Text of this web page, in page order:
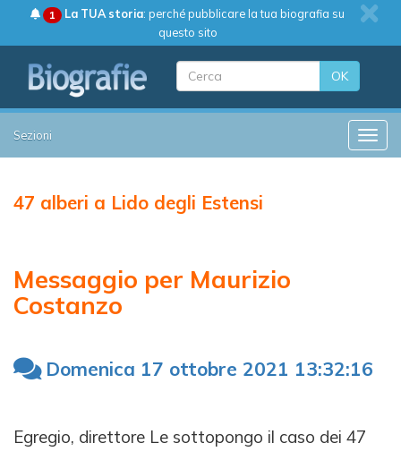
1 La TUA storia: perché pubblicare la tua biografia su
questo sito
OK
Sezioni
47 alberi a Lido degli Estensi
Messaggio per Maurizio
Costanzo
Domenica 17 ottobre 2021 13:32:16
Egregio, direttore Le sottopongo il caso dei 47